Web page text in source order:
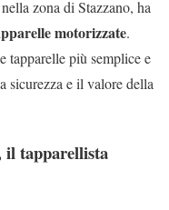
zona di Stazzano, ha
motorizzate.
tapparelle più semplice e
sicurezza e il valore della
il tapparellista